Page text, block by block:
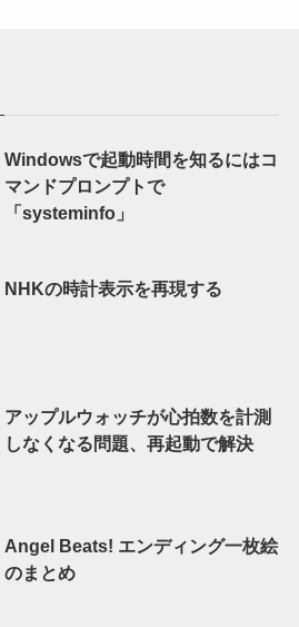
Windowsで起動時間を知るにはコ
マンドプロンプトで
「systeminfo」
NHKの時計表示を再現する
アップルウォッチが心拍数を計測
しなくなる問題、再起動で解決
Angel Beats! エンディング一枚絵
のまとめ